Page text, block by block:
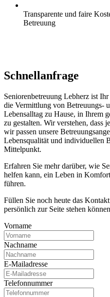
Transparente und faire
Betreuung
Schnell­anfrage
Seniorenbetreuung Lebherz ist
die Vermittlung von Betreuungs-
Lebensalltag zu Hause, in Ihrem
zu gestalten. Wir verstehen, dass
wir passen unsere
Lebensqualität und individuellen
Mittelpunkt.
Erfahren Sie mehr darüber, wie
helfen kann, ein Leben in
führen.
Füllen Sie noch heute das
persönlich zur Seite stehen
Vorname
Nachname
E-Mailadresse
Telefonnummer